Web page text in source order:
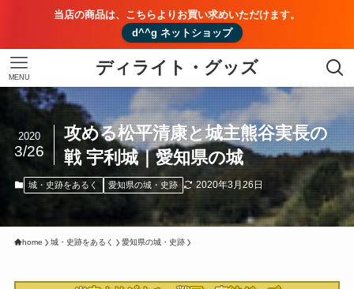
当店の商品は、こちらよりお買い求めいただけます。
d^^g ネットショップ
ディライト・グッズ
MENU
攻める松平清康と城主熊谷実長の
戦 宇利城｜愛知県の城
2020
3/26
城・史跡をあるく 愛知県の城・史跡 2020年3月26日
home 城・史跡をあるく 愛知県の城・史跡